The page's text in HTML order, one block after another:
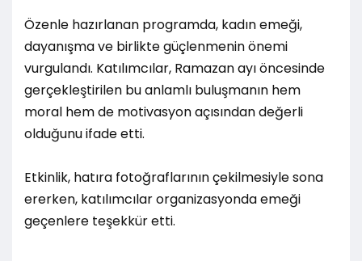
Özenle hazırlanan programda, kadın emeği,
dayanışma ve birlikte güçlenmenin önemi
vurgulandı. Katılımcılar, Ramazan ayı öncesinde
gerçekleştirilen bu anlamlı buluşmanın hem
moral hem de motivasyon açısından değerli
olduğunu ifade etti.
Etkinlik, hatıra fotoğraflarının çekilmesiyle sona
ererken, katılımcılar organizasyonda emeği
geçenlere teşekkür etti.